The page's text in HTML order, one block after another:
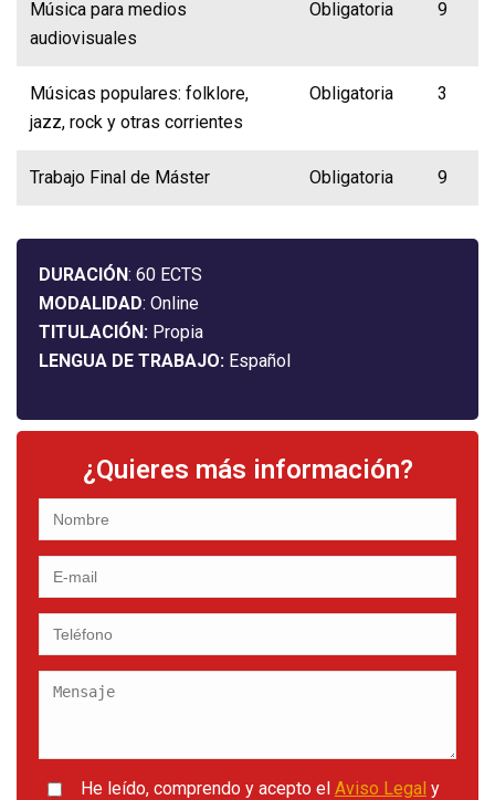
Música para medios
audiovisuales
Obligatoria 9
Músicas populares: folklore,
jazz, rock y otras corrientes
Obligatoria 3
Trabajo Final de Máster Obligatoria 9
DURACIÓN: 60 ECTS
MODALIDAD: Online
TITULACIÓN: Propia
LENGUA DE TRABAJO: Español
¿Quieres más información?
He leído, comprendo y acepto el Aviso Legal y